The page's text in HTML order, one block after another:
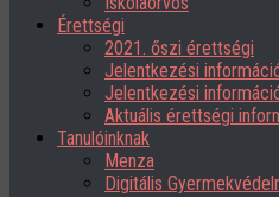
Érettségi
2021. őszi érettségi
Jelentkezési
Jelentkezési
Aktuális érettségi
Tanulóinknak
Menza
Digitális